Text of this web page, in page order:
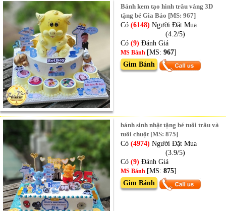
Bánh kem tạo hình trâu vàng 3D
tặng bé Gia Bảo [MS: 967]
Có(6148) Người Đặt Mua
(4.2/5)
Có (9)Đánh Giá
MS Bánh [MS:967]
Gim Bánh
bánh sinh nhật tặng bé tuổi trâu và
tuổi chuột [MS: 875]
Có(4974) Người Đặt Mua
(3.9/5)
Có (9)Đánh Giá
MS Bánh [MS:875]
Gim Bánh